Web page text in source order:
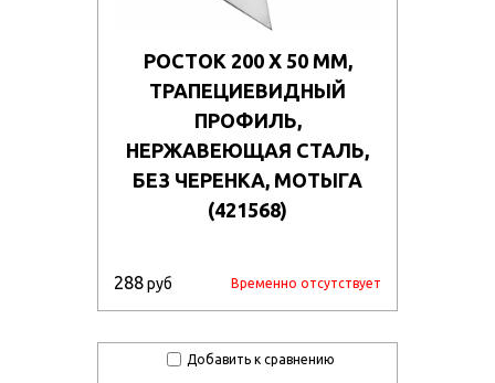
РОСТОК 200 Х 50 ММ,
ТРАПЕЦИЕВИДНЫЙ
ПРОФИЛЬ,
НЕРЖАВЕЮЩАЯ СТАЛЬ,
БЕЗ ЧЕРЕНКА, МОТЫГА
(421568)
288руб Временно отсутствует
Добавить к сравнению